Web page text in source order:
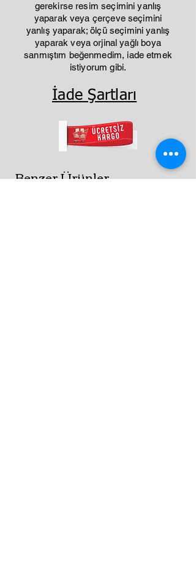
gerekirse resim seçimini yanlış
yaparak veya çerçeve seçimini
yanlış yaparak; ölçü seçimini yanlış
yaparak veya orjinal yağlı boya
sanmıştım beğenmedim, iade etmek
istiyorum gibi.
İade Şartları
Benzer Ürünler